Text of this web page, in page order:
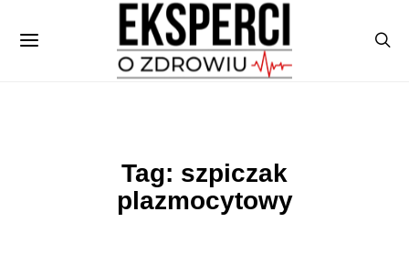
Tag: szpiczak
plazmocytowy